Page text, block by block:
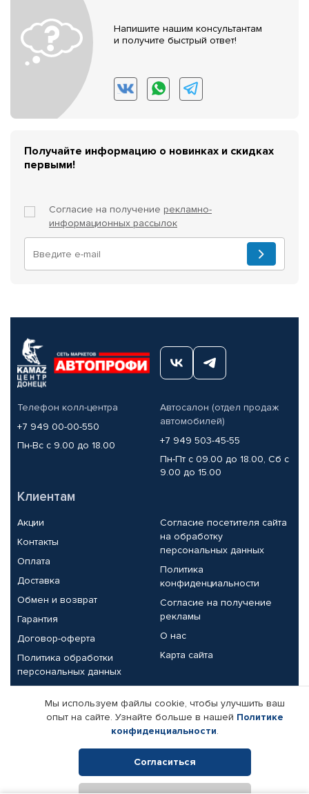
Напишите нашим консультантам
и получите быстрый ответ!
Получайте информацию о новинках и скидках
первыми!
Согласие на получение рекламно-
информационных рассылок
Телефон колл-центра
+7 949 00-00-550
Пн-Вс с 9.00 до 18.00
Автосалон (отдел продаж
автомобилей)
+7 949 503-45-55
Пн-Пт с 09.00 до 18.00, Сб с
9.00 до 15.00
Клиентам
Акции
Контакты
Оплата
Доставка
Обмен и возврат
Гарантия
Договор-оферта
Политика обработки
персональных данных
Согласие посетителя сайта
на обработку
персональных данных
Политика
конфиденциальности
Согласие на получение
рекламы
О нас
Карта сайта
Партнерам
Корпоративным клиентам
Поставщикам
Реквизиты компании
Мы используем файлы cookie, чтобы улучшить ваш
опыт на сайте. Узнайте больше в нашей Политике
конфиденциальности.
Согласиться